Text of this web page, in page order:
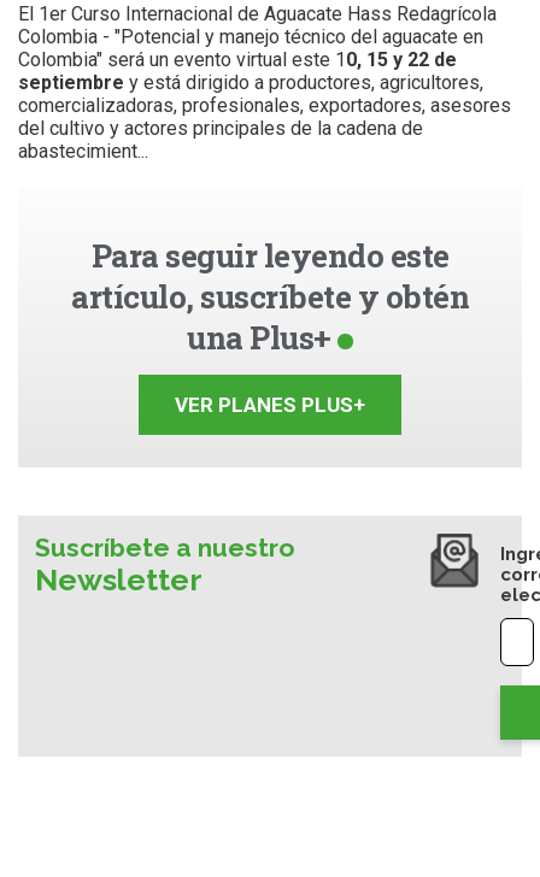
El 1er Curso Internacional de Aguacate Hass Redagrícola
Colombia - "Potencial y manejo técnico del aguacate en
Colombia" será un evento virtual este 10, 15 y 22 de
septiembre y está dirigido a productores, agricultores,
comercializadoras, profesionales, exportadores, asesores
del cultivo y actores principales de la cadena de
abastecimient...
Para seguir leyendo este
artículo, suscríbete y obtén
una Plus+
VER PLANES PLUS+
Suscríbete a nuestro
Newsletter